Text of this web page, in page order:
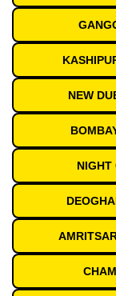
NEW
NIGHT